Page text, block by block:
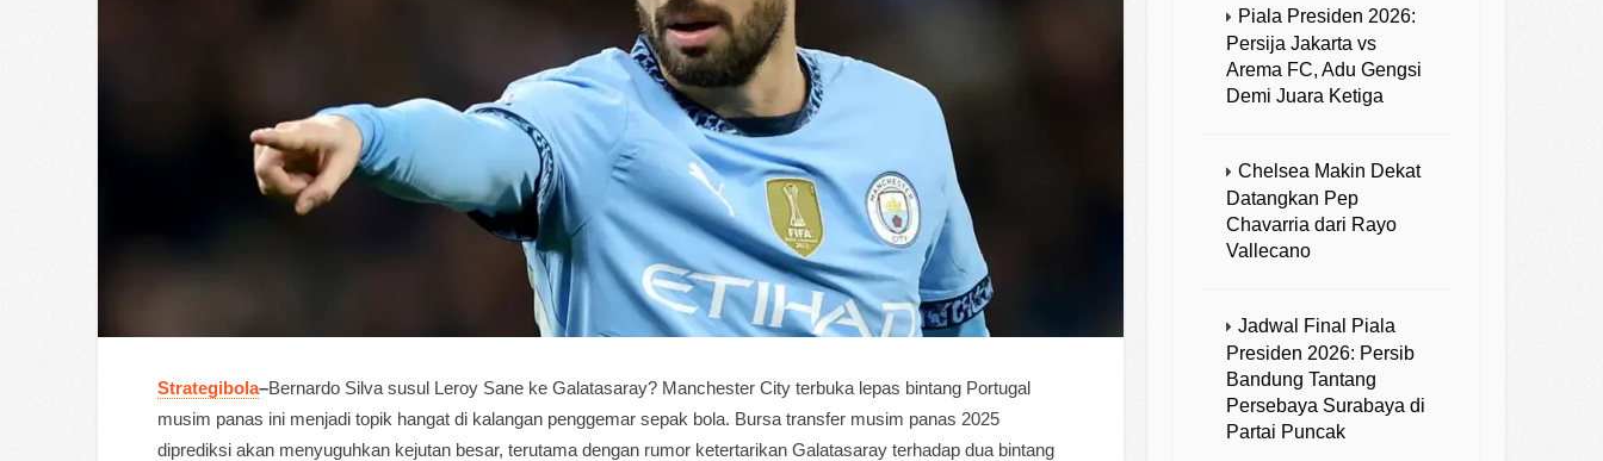
Strategibola–Bernardo Silva susul Leroy Sane ke Galatasaray? Manchester City terbuka lepas bintang Portugal
musim panas ini menjadi topik hangat di kalangan penggemar sepak bola. Bursa transfer musim panas 2025
diprediksi akan menyuguhkan kejutan besar, terutama dengan rumor ketertarikan Galatasaray terhadap dua bintang
Piala Presiden 2026:
Persija Jakarta vs
Arema FC, Adu Gengsi
Demi Juara Ketiga
Chelsea Makin Dekat
Datangkan Pep
Chavarria dari Rayo
Vallecano
Jadwal Final Piala
Presiden 2026: Persib
Bandung Tantang
Persebaya Surabaya di
Partai Puncak